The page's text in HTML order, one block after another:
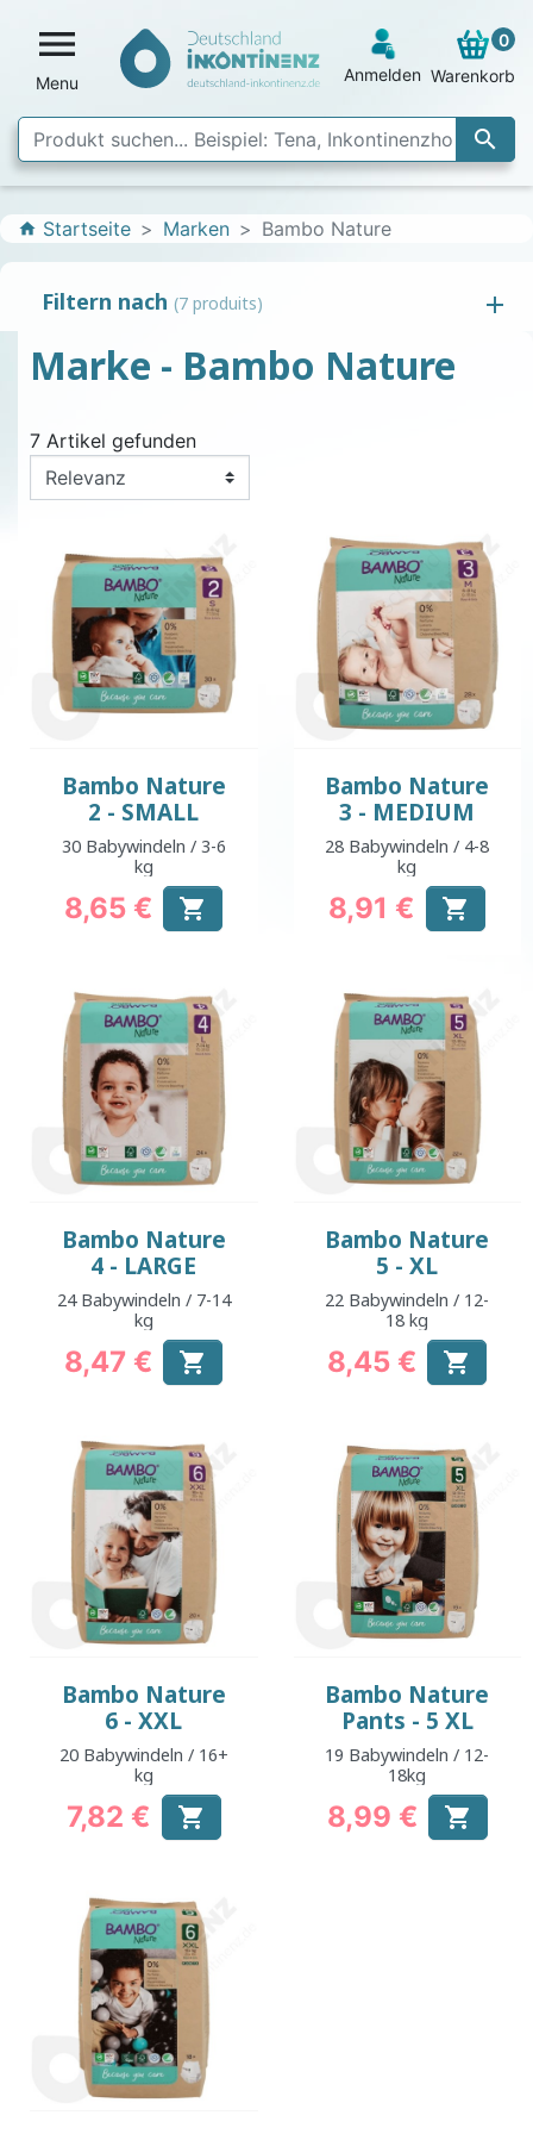

Menu

Anmelden
0
Warenkorb
home Startseite Marken Bambo Nature
Filtern nach (7 produits)
Marke - Bambo Nature
7 Artikel gefunden
Bambo Nature
2 - SMALL
30 Babywindeln / 3-6
kg
Preis
8,65 € 
Bambo Nature
3 - MEDIUM
28 Babywindeln / 4-8
kg
Preis
8,91 € 
Bambo Nature
4 - LARGE
24 Babywindeln / 7-14
kg
Preis
8,47 € 
Bambo Nature
5 - XL
22 Babywindeln / 12-
18 kg
Preis
8,45 € 
Bambo Nature
6 - XXL
20 Babywindeln / 16+
kg
Preis
7,82 € 
Bambo Nature
Pants - 5 XL
19 Babywindeln / 12-
18kg
Preis
8,99 € 